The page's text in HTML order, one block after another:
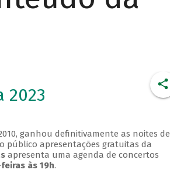
2023
ganhou definitivamente as noites de
público apresentações gratuitas da
apresenta uma agenda de concertos
às 19h.